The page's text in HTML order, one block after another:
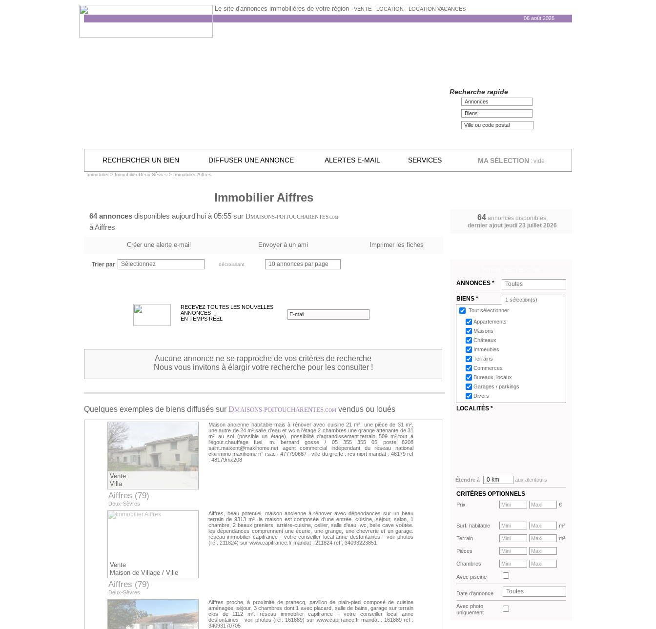
Le site d'annonces immobilières de votre région -VENTE - LOCATION - LOCATION VACANCES
06 août 2026
Recherche rapide
Annonces
Biens
RECHERCHER UN BIEN DIFFUSER UNE ANNONCE ALERTES E-MAIL SERVICES MA SÉLECTION : vide
Immobilier > Immobilier Deux-Sèvres > Immobilier Aiffres
Immobilier Aiffres
64 annonces disponibles aujourd'hui à 05:55 sur DMAISONS-POITOUCHARENTES.COM
à Aiffres
64annonces disponibles,
dernier ajout jeudi 23 juillet 2026
Créer une alerte e-mail Envoyer à un ami Imprimer les fiches
Trier par Sélectionnez décroissant 10 annonces par page
RECEVEZ TOUTES LES NOUVELLES
ANNONCES
EN TEMPS RÉEL
Aucune annonce ne se rapproche de vos critères de recherche
Nous vous invitons à élargir votre recherche pour les consulter !
Quelques exemples de biens diffusés sur DMAISONS-POITOUCHARENTES .COM vendus ou loués
Vente
Villa
Aiffres (79)
Deux-Sèvres
Maison ancienne habitable mais à rénover avec cuisine 21 m², une pièce de 31 m²,
une autre de 24 m².salle d'eau et wc.a l'étage 2 chambres.une grange attenante de 31
m² au sol (possible un étage). possibilité d'agrandissement.terrain 509 m².tout à
l'égout.chauffage fuel. m. bernard gosse / 05 355 355 05 poste 8208
saint.maixent@maxihome.net agent commercial indépendant du réseau national
clairimmo maxihome n° rsac : 477790687 - ville du greffe : rcs niort mandat : 48179 ref
: 48179mx208
Vente
Maison de Village / Ville
Aiffres (79)
Deux-Sèvres
Aiffres, beau potentiel, maison ancienne à rénover avec dépendances sur un beau
terrain de 9313 m². la maison est composée d'une entrée, cuisine, séjour, salon, 1
chambre, 2 beaux greniers, arrière-cuisine, cellier, salle d'eau, wc, belle cave voûtée.
les dépendances comprennent une écurie, une grange, une chevrerie et un garage.
réseau immobilier capifrance - votre conseiller local anne desfontaines - voir photos
(réf. 211824) sur www.capifrance.fr mandat : 211824 ref : 34093223851
Aiffres proche, à proximité de prahecq, pavillon de plain-pied composé de cuisine
aménagée, séjour, 3 chambres dont 1 avec placard, salle de bains, garage sur terrain
clos de 1112 m². réseau immobilier capifrance - votre conseiller local anne
desfontaines - voir photos (réf. 161889) sur www.capifrance.fr mandat : 161889 ref :
34093170705
ANNONCES *
Toutes
BIENS * 1 sélection(s)
Tout sélectionner
Appartements
Maisons
Châteaux
Immeubles
Terrains
Commerces
Bureaux, locaux
Garages / parkings
Divers
LOCALITÉS *
Étendre à 0 km aux alentours
CRITÈRES OPTIONNELS
Prix €
Surf. habitable m²
Terrain m²
Pièces
Chambres
Avec piscine
Date d'annonce Toutes
Avec photo
uniquement